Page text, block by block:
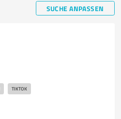
SUCHE ANPASSEN
TIKTOK